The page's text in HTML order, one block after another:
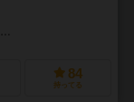
84
持ってる